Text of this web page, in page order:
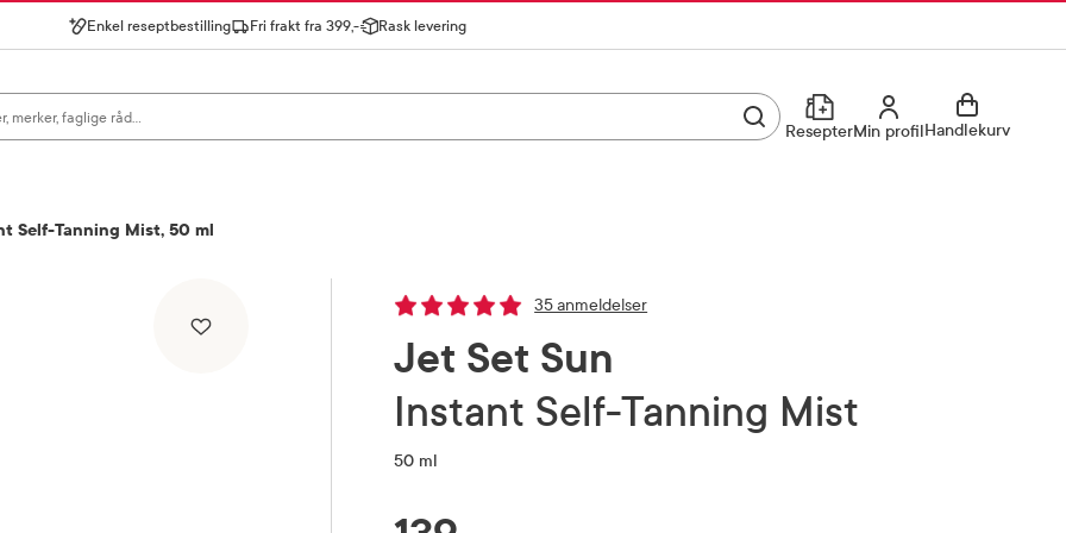
Enkel reseptbestilling Fri frakt fra 399,- Rask levering
Utfør søkResepterMin profilMin profilHandlekurv
Self-Tanning Mist, 50 ml
35 anmeldelser
Jet Set Sun
Instant Self-Tanning Mist
50 ml
RABATTPROSENT